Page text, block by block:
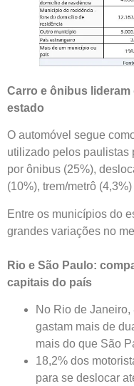
Carro e ônibus
estado
O automóvel segue
utilizado pelos paulistas
por ônibus (25%),
(10%), trem/metrô
Entre os municípios do
grandes variações no
Rio e São Paulo:
capitais do país
No Rio de
gastam mais de
mais do que São
18,2% dos
para se deslocar